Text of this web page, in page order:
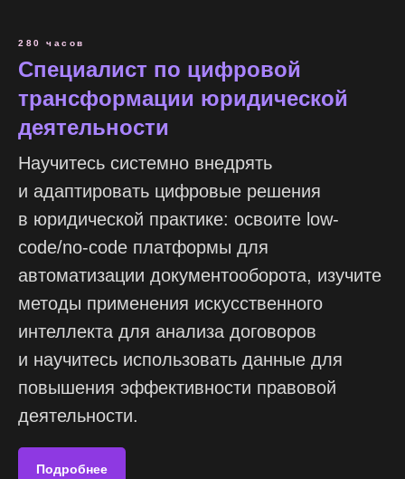
280 часов
Специалист по цифровой
трансформации юридической
деятельности
Научитесь системно внедрять
и адаптировать цифровые решения
в юридической практике: освоите low-
code/no-code платформы для
автоматизации документооборота, изучите
методы применения искусственного
интеллекта для анализа договоров
и научитесь использовать данные для
повышения эффективности правовой
деятельности.
Подробнее